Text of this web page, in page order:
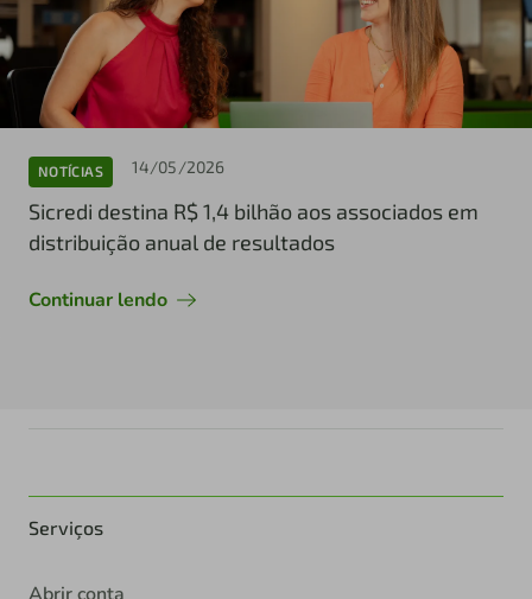
NOTÍCIAS 14/05/2026
Sicredi destina R$ 1,4 bilhão aos associados em
distribuição anual de resultados
Continuar lendo
Serviços
Abrir conta